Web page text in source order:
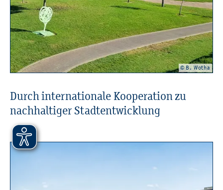
© B. Wotha
Durch in­ter­na­tio­na­le Ko­ope­ra­ti­on zu
nach­hal­ti­ger Stadt­ent­wick­lung